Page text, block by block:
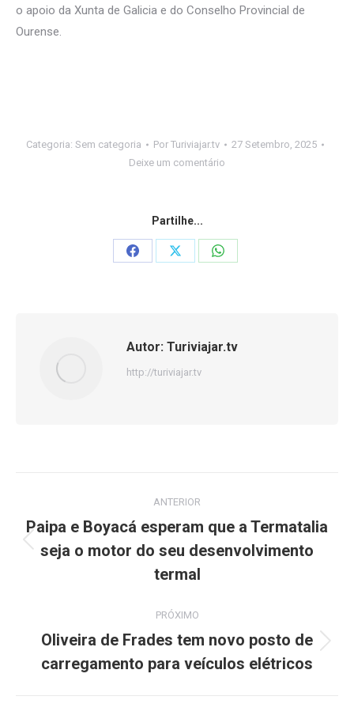
o apoio da Xunta de Galicia e do Conselho Provincial de
Ourense.
Categoria: Sem categoria Por Turiviajar.tv
27 Setembro, 2025
Deixe um comentário
Partilhe...
Share
Share
Share
Autor: Turiviajar.tv
http://turiviajar.tv
de
post:
ANTERIOR
Post
anterior:
Paipa e Boyacá esperam que a Termatalia
seja o motor do seu desenvolvimento
termal
PRÓXIMO
Próximo
post:
Oliveira de Frades tem novo posto de
carregamento para veículos elétricos